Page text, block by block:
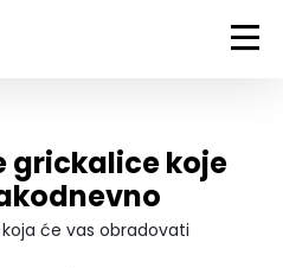
grickalice koje
će vas obradovati